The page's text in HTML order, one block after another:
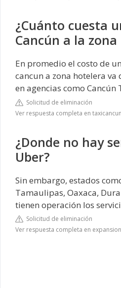
¿Cuánto cuesta
Cancún a la
En promedio el costo de
cancun a zona hotelera va
en agencias como Cancún
Solicitud de eliminación
Ver respuesta completa en
¿Donde no hay
Uber?
Sin embargo, estados
Tamaulipas, Oaxaca,
tienen operación los
Solicitud de eliminación
Ver respuesta completa en